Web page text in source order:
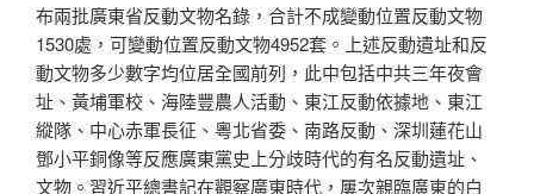
布兩批廣東省反動文物名錄，合計不成變動位置反動文物
1530處，可變動位置反動文物4952套。上述反動遺址和反
動文物多少數字均位居全國前列，此中包括中共三年夜會
址、黃埔軍校、海陸豐農人活動、東江反動依據地、東江
縱隊、中心赤軍長征、粵北省委、南路反動、深圳蓮花山
鄧小平銅像等反應廣東黨史上分歧時代的有名反動遺址、
文物。習近平總書記在觀察廣東時代，屢次親臨廣東的白